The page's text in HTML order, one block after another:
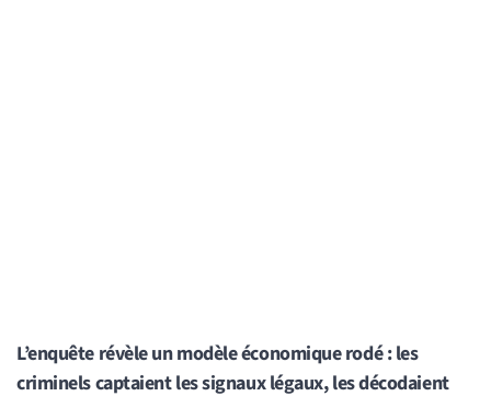
L’enquête révèle un modèle économique rodé : les
criminels captaient les signaux légaux, les décodaient